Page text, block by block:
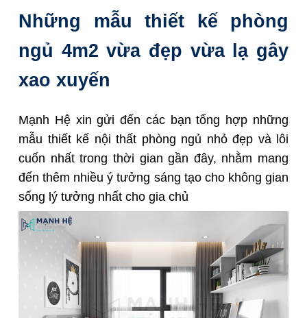
Những mẫu thiết kế phòng
ngủ 4m2 vừa đẹp vừa lạ gây
xao xuyến
Mạnh Hệ xin gửi đến các bạn tổng hợp những
mẫu thiết kế nội thất phòng ngủ nhỏ đẹp và lôi
cuốn nhất trong thời gian gần đây, nhằm mang
đến thêm nhiều ý tưởng sáng tạo cho không gian
sống lý tưởng nhất cho gia chủ